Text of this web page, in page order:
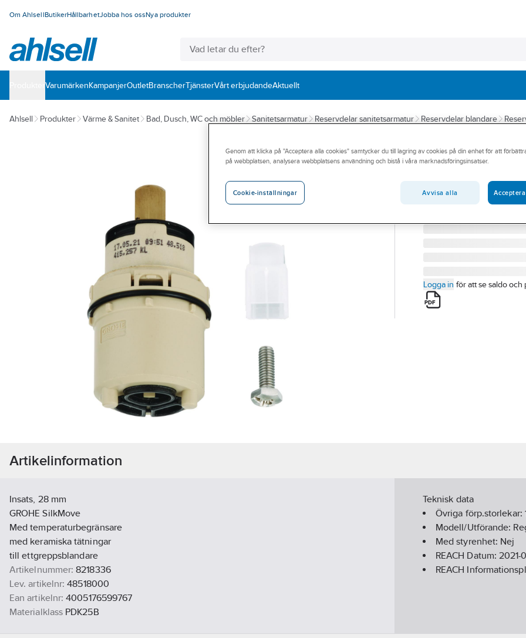
Om AhlsellButikerHållbarhetJobba hos ossNya produkter
VarumärkenKampanjerOutletBranscherTjänsterVårt erbjudandeAktuellt
Ahlsell Produkter Värme & Sanitet Bad, Dusch, WC och möbler Sanitetsarmatur Reservdelar sanitetsarmatur Reservdelar blandare
GROHE
Insats patron
GROHE KERAMISK
Artikelnummer:
8218336
48518000
Logga in för att se saldo och
Artikelinformation
Insats, 28 mm
GROHE SilkMove
Med temperaturbegränsare
med keramiska tätningar
till ettgreppsblandare
Artikelnummer: 8218336
Lev. artikelnr: 48518000
Ean artikelnr: 4005176599767
Materialklass PDK25B
Teknisk data
Övriga förp.storlekar:
Modell/Utförande:
Med styrenhet: Nej
REACH Datum:2021-
REACH
Genom att klicka på "Acceptera alla cookies" samtycker du till lagring av cookies på din enhet för att
på webbplatsen, analysera webbplatsens användning och bistå i våra marknadsföringsinsatser.
Cookie-inställningar Avvisa alla